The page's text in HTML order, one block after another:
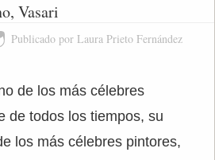
Vasari
Publicado por Laura Prieto Fernández
de los más célebres
de todos los tiempos, su
los más célebres pintores,